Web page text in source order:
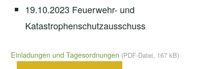
19.10.2023 Feuerwehr- und
Katastrophenschutzausschuss
Einladungen und Tagesordnungen (PDF-Datei, 167 kB)